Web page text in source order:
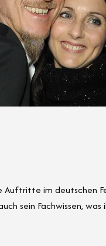
im deutschen
sein Fachwissen,